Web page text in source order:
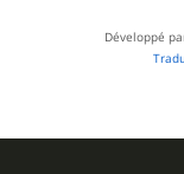
Développé